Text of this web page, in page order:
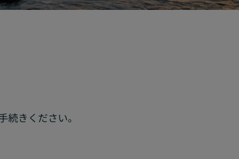
続きください。